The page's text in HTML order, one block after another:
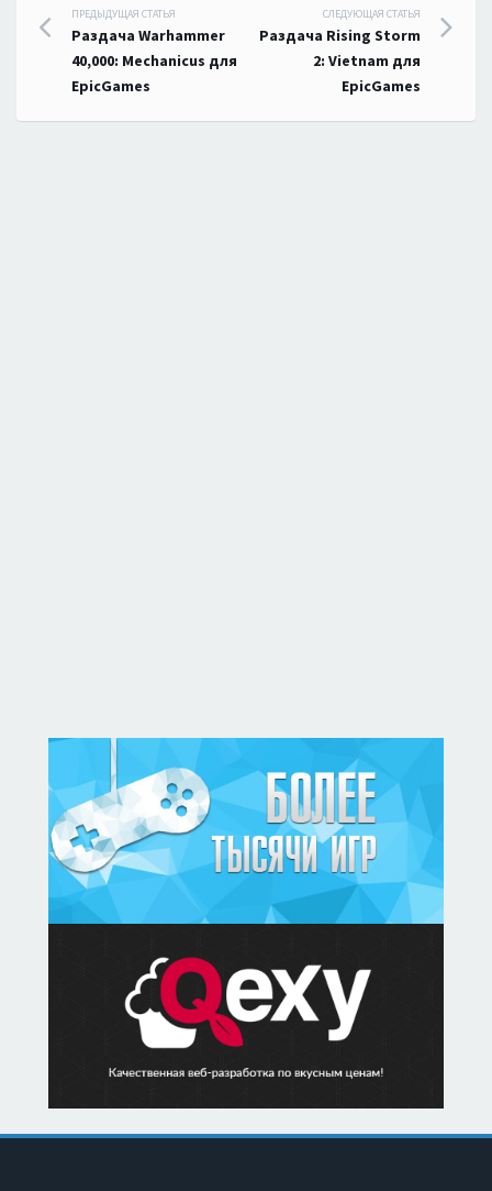
Навигация
по
записям
ПРЕДЫДУЩАЯ СТАТЬЯ
Раздача Warhammer
40,000: Mechanicus для
EpicGames
СЛЕДУЮЩАЯ СТАТЬЯ
Раздача Rising Storm
2: Vietnam для
EpicGames